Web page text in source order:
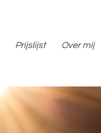
Prijslijst Over mij